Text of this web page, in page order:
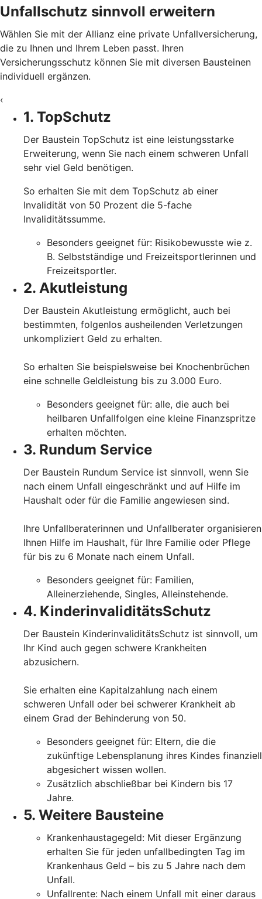
Unfallschutz sinnvoll erweitern
Wählen Sie mit der Allianz eine private Unfallversicherung,
die zu Ihnen und Ihrem Leben passt. Ihren
Versicherungsschutz können Sie mit diversen Bausteinen
individuell ergänzen.
‹
1. TopSchutz
Der Baustein TopSchutz ist eine leistungsstarke
Erweiterung, wenn Sie nach einem schweren Unfall
sehr viel Geld benötigen.
So erhalten Sie mit dem TopSchutz ab einer
Invalidität von 50 Prozent die 5-fache
Invaliditätssumme.
Besonders geeignet für: Risikobewusste wie z.
B. Selbstständige und Freizeitsportlerinnen und
Freizeitsportler.
2. Akutleistung
Der Baustein Akutleistung ermöglicht, auch bei
bestimmten, folgenlos ausheilenden Verletzungen
unkompliziert Geld zu erhalten.
So erhalten Sie beispielsweise bei Knochenbrüchen
eine schnelle Geldleistung bis zu 3.000 Euro.
Besonders geeignet für: alle, die auch bei
heilbaren Unfallfolgen eine kleine Finanzspritze
erhalten möchten.
3. Rundum Service
Der Baustein Rundum Service ist sinnvoll, wenn Sie
nach einem Unfall eingeschränkt und auf Hilfe im
Haushalt oder für die Familie angewiesen sind.
Ihre Unfallberaterinnen und Unfallberater organisieren
Ihnen Hilfe im Haushalt, für Ihre Familie oder Pflege
für bis zu 6 Monate nach einem Unfall.
Besonders geeignet für: Familien,
Alleinerziehende, Singles, Alleinstehende.
4. KinderinvaliditätsSchutz
Der Baustein KinderinvaliditätsSchutz ist sinnvoll, um
Ihr Kind auch gegen schwere Krankheiten
abzusichern.
Sie erhalten eine Kapitalzahlung nach einem
schweren Unfall oder bei schwerer Krankheit ab
einem Grad der Behinderung von 50.
Besonders geeignet für: Eltern, die die
zukünftige Lebensplanung ihres Kindes finanziell
abgesichert wissen wollen.
Zusätzlich abschließbar bei Kindern bis 17
Jahre.
5. Weitere Bausteine
Krankenhaustagegeld: Mit dieser Ergänzung
erhalten Sie für jeden unfallbedingten Tag im
Krankenhaus Geld – bis zu 5 Jahre nach dem
Unfall.
Unfallrente: Nach einem Unfall mit einer daraus